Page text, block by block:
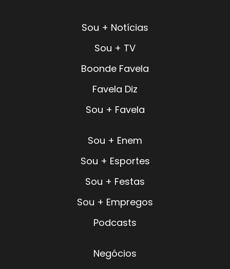
Sou + Notícias
Sou + TV
Boonde Favela
Favela Diz
Sou + Favela
Sou + Enem
Sou + Esportes
Sou + Festas
Sou + Empregos
Podcasts
Negócios